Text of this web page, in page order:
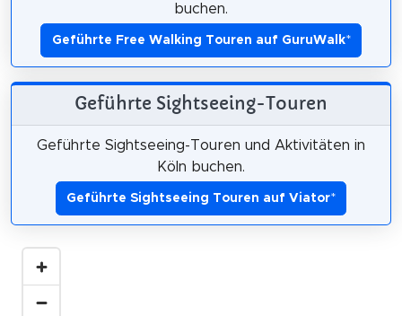
buchen.
Geführte Free Walking Touren auf GuruWalk*
Geführte Sightseeing-Touren
Geführte Sightseeing-Touren und Aktivitäten in
Köln buchen.
Geführte Sightseeing Touren auf Viator*